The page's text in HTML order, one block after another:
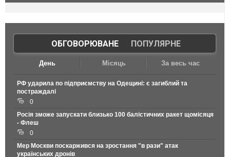
ОБГОВОРЮВАНЕ| ПОПУЛЯРНЕ
День Місяць За весь час
РФ ударила по підприємству на Одещині: є загиблий та
постраждалі
0
Росія зможе запускати близько 100 балістичних ракет щомісяця
- Флеш
0
Мер Москви поскаржився на зростання "в рази" атак
українських дронів